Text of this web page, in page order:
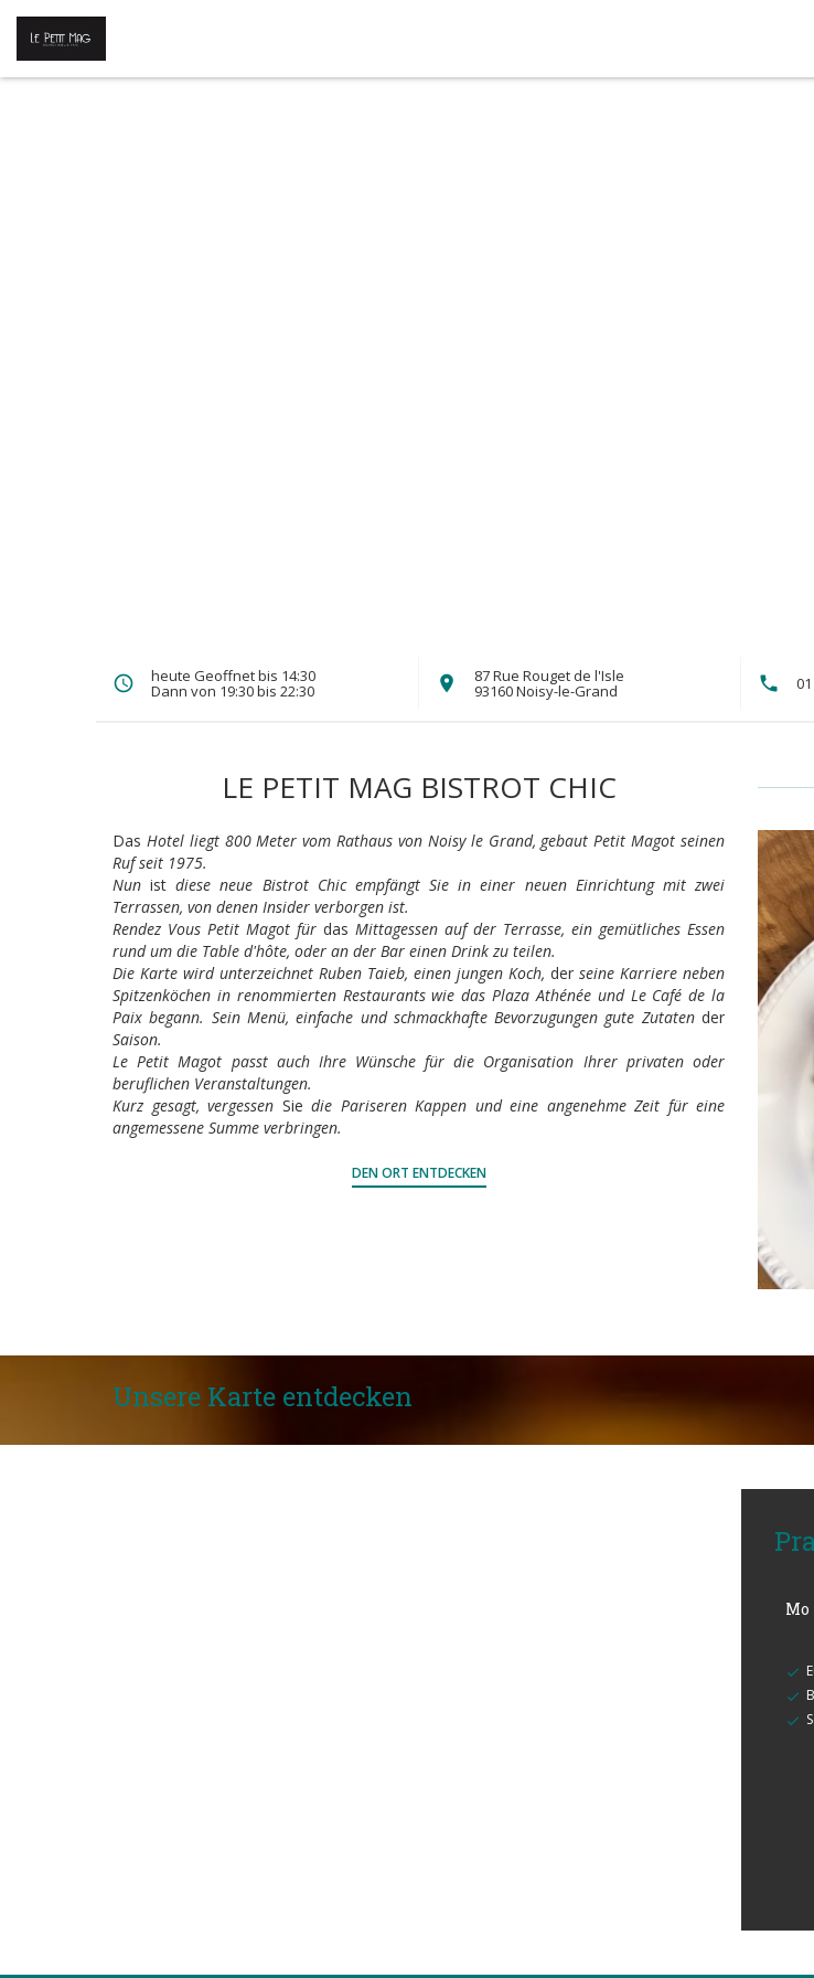
heute Geoffnet bis 14:30
Dann von 19:30 bis 22:30
87 Rue Rouget de l'Isle
93160 Noisy-le-Grand((öffnet ein neues Fenster))
LE PETIT MAG BISTROT CHIC
Das Hotel liegt 800 Meter vom Rathaus von Noisy le Grand, gebaut Petit Magot seinen
Ruf seit 1975.
Nun istdiese neue Bistrot Chic empfängt Sie in einer neuen Einrichtung mit zwei
Terrassen, von denen Insider verborgen ist.
Rendez Vous Petit Magot für das Mittagessen auf der Terrasse, ein gemütliches Essen
rund um die Table d'hôte, oder an der Bar einen Drink zu teilen.
Die Karte wird unterzeichnet Ruben Taieb, einen jungen Koch, der seine Karriere neben
Spitzenköchen in renommierten Restaurants wie das Plaza Athénée und Le Café de la
Paix begann. Sein Menü, einfache und schmackhafte Bevorzugungen gute Zutatender
Saison.
Le Petit Magot passt auch Ihre Wünsche für die Organisation Ihrer privaten oder
beruflichen Veranstaltungen.
Kurz gesagt, vergessen Sie die Pariseren Kappen und eine angenehme Zeit für eine
angemessene Summe verbringen.
DEN ORT ENTDECKEN
Unsere Karte entdecken
Mo